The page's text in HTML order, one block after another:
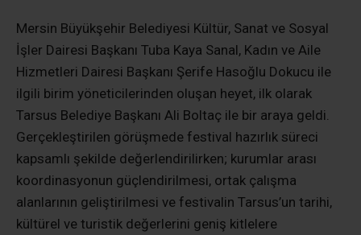
Mersin Büyükşehir Belediyesi Kültür, Sanat ve Sosyal
İşler Dairesi Başkanı Tuba Kaya Sanal, Kadın ve Aile
Hizmetleri Dairesi Başkanı Şerife Hasoğlu Dokucu ile
ilgili birim yöneticilerinden oluşan heyet, ilk olarak
Tarsus Belediye Başkanı Ali Boltaç ile bir araya geldi.
Gerçekleştirilen görüşmede festival hazırlık süreci
kapsamlı şekilde değerlendirilirken; kurumlar arası
koordinasyonun güçlendirilmesi, ortak çalışma
alanlarının geliştirilmesi ve festivalin Tarsus’un tarihi,
kültürel ve turistik değerlerini geniş kitlelere